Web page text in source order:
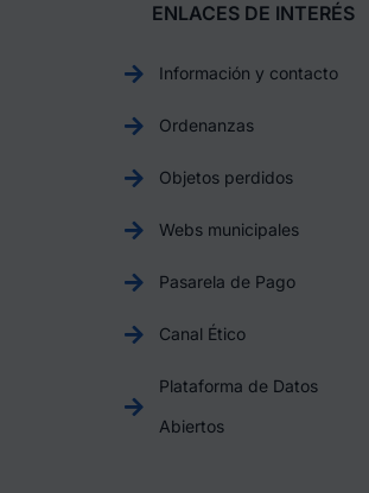
ENLACES DE INTERÉS
Información y contacto
Ordenanzas
Objetos perdidos
Webs municipales
Pasarela de Pago
Canal Ético
Plataforma de Datos
Abiertos